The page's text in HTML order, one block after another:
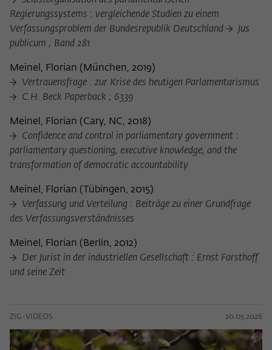
Regierungssystems : vergleichende Studien zu einem
Verfassungsproblem der Bundesrepublik Deutschland
Jus
publicum ; Band 281
Meinel, Florian ( München, 2019)
Vertrauensfrage : zur Krise des heutigen Parlamentarismus
C.H. Beck Paperback ; 6339
Meinel, Florian (Cary, NC, 2018)
Confidence and control in parliamentary government :
parliamentary questioning, executive knowledge, and the
transformation of democratic accountability
Meinel, Florian ( Tübingen, 2015)
Verfassung und Verteilung : Beiträge zu einer Grundfrage
des Verfassungsverständnisses
Meinel, Florian ( Berlin, 2012)
Der Jurist in der industriellen Gesellschaft : Ernst Forsthoff
und seine Zeit
ZIG-VIDEOS 20.05.2026